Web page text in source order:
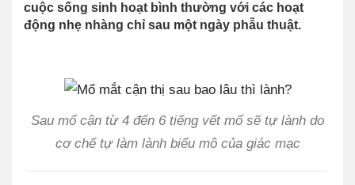
cuộc sống sinh hoạt bình thường với các hoạt
động nhẹ nhàng chỉ sau một ngày phẫu thuật.
Sau mổ cận từ 4 đến 6 tiếng vết mổ sẽ tự lành do
cơ chế tự làm lành biểu mô của giác mạc